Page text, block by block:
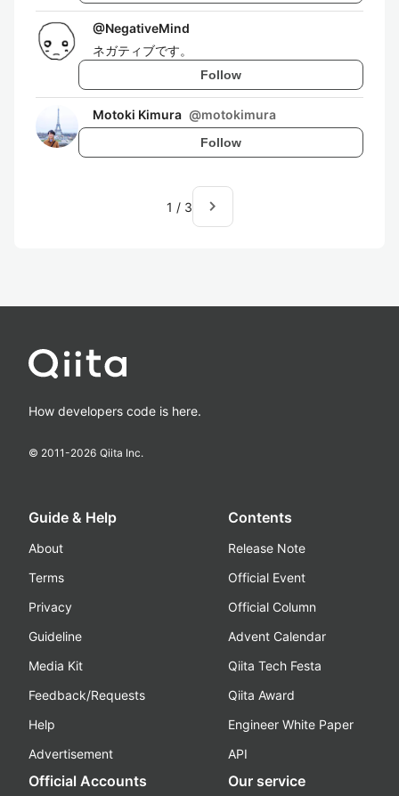
@NegativeMind
ネガティブです。
Follow
Motoki Kimura @motokimura
Follow
1 / 3 navigate_next
How developers code is here.
© 2011-2026 Qiita Inc.
Guide & Help
About
Terms
Privacy
Guideline
Media Kit
Feedback/Requests
Help
Advertisement
Contents
Release Note
Official Event
Official Column
Advent Calendar
Qiita Tech Festa
Qiita Award
Engineer White Paper
API
Official Accounts Our service